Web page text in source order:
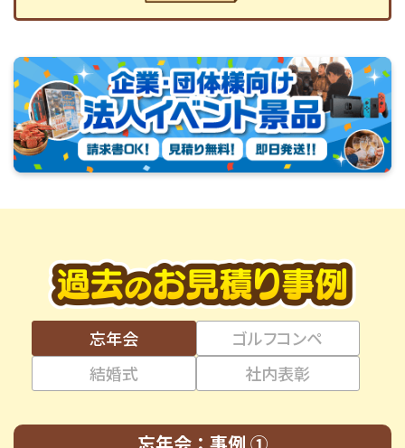
忘年会
ゴルフコンペ
結婚式
社内表彰